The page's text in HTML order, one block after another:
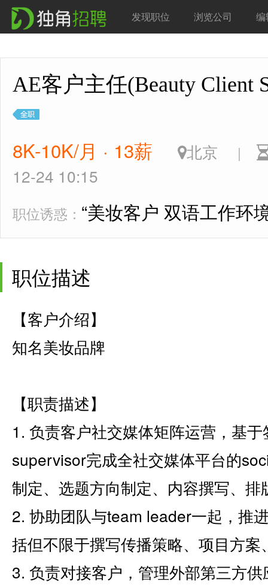
发现职位 浏览公司 编
AE客户主任(Beauty
8K-10K/月 · 13薪 北京 |
12-24 10:15
职位诱惑： “美妆客户 双语工作环
职位描述
【客户介绍】
知名美妆品牌
【职责描述】
1. 负责客户社交媒体矩阵运营，基
supervisor完成全社交媒体平台的
制定、选题方向制定、内容撰写、排
2. 协助团队与team leader一起，推
括但不限于撰写传播策略、项目方
3. 负责对接客户，管理外部第三方